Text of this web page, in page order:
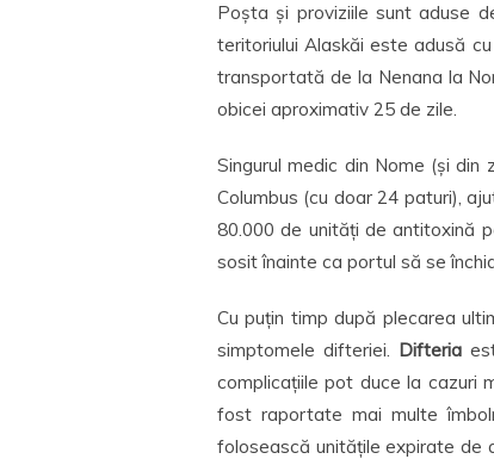
Poșta și proviziile sunt aduse
teritoriului Alaskăi este adusă
transportată de la Nenana la
obicei aproximativ 25 de zile.
Singurul medic din Nome (și din
Columbus (cu doar 24 paturi),
80.000 de unități de antitoxină
sosit înainte ca portul să se
Cu puțin timp după plecarea
simptomele difteriei. Difteria
complicațiile pot duce la cazuri
fost raportate mai multe
folosească unitățile expirate de